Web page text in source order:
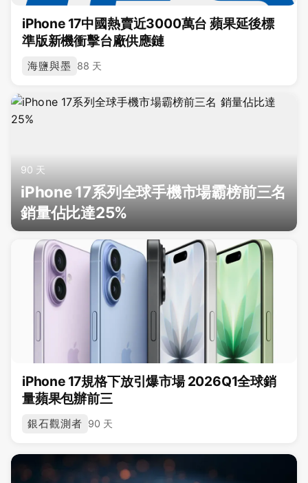
iPhone 17中國熱賣近3000萬台 蘋果延後標
準版新機衝擊台廠供應鏈
海鹽與墨 88 天
90 天
iPhone 17系列全球手機市場霸榜前三名
銷量佔比達25%
iPhone 17規格下放引爆市場 2026Q1全球銷
量蘋果包辦前三
銀石觀測者 90 天